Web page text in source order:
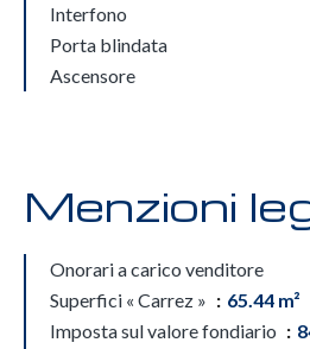
Interfono
Porta blindata
Ascensore
Menzioni
Onorari a carico venditore
Superfici « Carrez »
65.44 m²
Imposta sul valore fondiario